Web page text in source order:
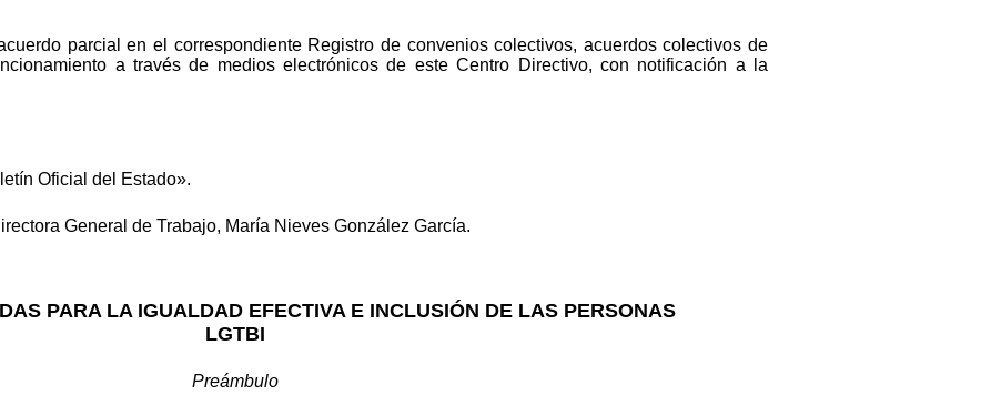
parcial en el correspondiente Registro de convenios colectivos, acuerdos colectivos de
a través de medios electrónicos de este Centro Directivo, con notificación a la
Oficial del Estado».
General de Trabajo, María Nieves González García.
PARA LA IGUALDAD EFECTIVA E INCLUSIÓN DE LAS PERSONAS
LGTBI
Preámbulo